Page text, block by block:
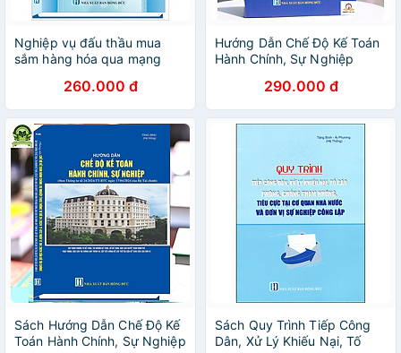
Nghiệp vụ đấu thầu mua
sắm hàng hóa qua mạng
mua sắm tập trung)
260.000 đ
Hướng Dẫn Chế Độ Kế Toán
Hành Chính, Sự Nghiệp
24/2024/TT-BTC ngày
17/04/2024 của Bộ Tài
Chính)
290.000 đ
Sách Hướng Dẫn Chế Độ Kế
Toán Hành Chính, Sự Nghiệp
Sách Quy Trình Tiếp Công
Dân, Xử Lý Khiếu Nại, Tố